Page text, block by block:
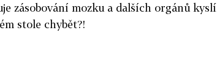
zásobování mozku a dalších orgánů
stole chybět?!